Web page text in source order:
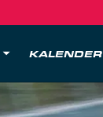
KALENDER